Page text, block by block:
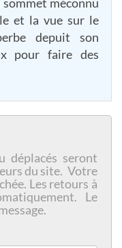
et la vue sur le
depuit son
pour faire des
déplacés seront
du site. Votre
Les retours à
Le